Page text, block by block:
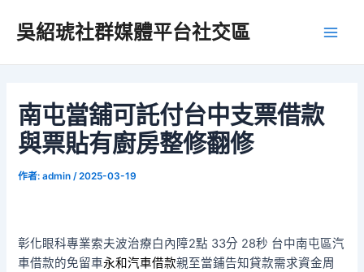
吳紹琥社群媒體平台社交區
南屯當舖可託付台中支票借款
與票貼有廚房整修翻修
作者:admin /2025-03-19
彰化眼科專業索夫波治療白內障2點 33分 28秒 台中南屯區汽
車借款的免留車永和汽車借款親至當鋪告知貸款需求資金周